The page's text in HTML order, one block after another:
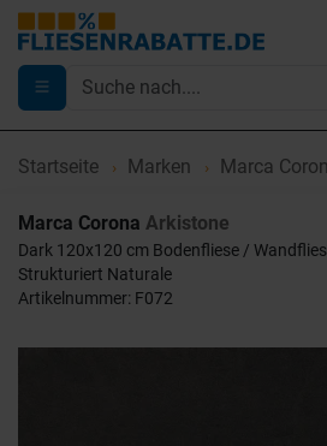
Startseite Marken Marca
Marca Corona Arkistone
Dark 120x120 cm Bodenfliese /
Strukturiert Naturale
Artikelnummer: F072